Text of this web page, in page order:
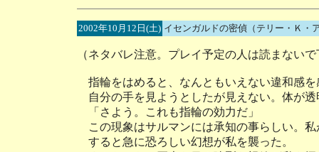
2002年10月12日(土) イセンガルドの密偵（テリー・Ｋ
（ネタバレ注意。プレイ予定の人は読まない
指輪をはめると、なんともいえない違和感を
自分の手を見ようとしたが見えない。体が透
「さよう。これも指輪の効力だ」
この現象はサルマンには承知の事らしい。
すると急に恐ろしい幻想が私を襲った。